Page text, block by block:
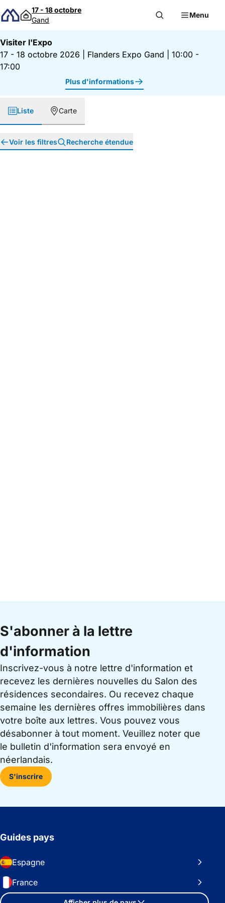
Passer au contenu
17 - 18 octobre
Gand
Menu
Visiter l'Expo
17 - 18 octobre 2026
Flanders Expo Gand
10:00 -
17:00
Plus d'informations
Liste Carte
Voir les filtres Recherche étendue
S'abonner à la lettre
d'information
Inscrivez-vous à notre lettre d'information et
recevez les dernières nouvelles du Salon des
résidences secondaires. Ou recevez chaque
semaine les dernières offres immobilières dans
votre boîte aux lettres. Vous pouvez vous
désabonner à tout moment. Veuillez noter que
le bulletin d'information sera envoyé en
néerlandais.
S'inscrire
Guides pays
Espagne
France